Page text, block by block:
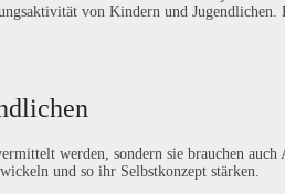
von Kindern und
werden, sondern sie brauchen auch
und so ihr Selbstkonzept stärken.